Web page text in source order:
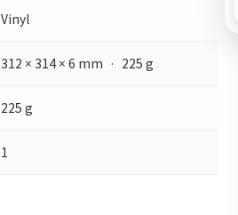
Vinyl
312 × 314 × 6 mm · 225 g
225 g
1